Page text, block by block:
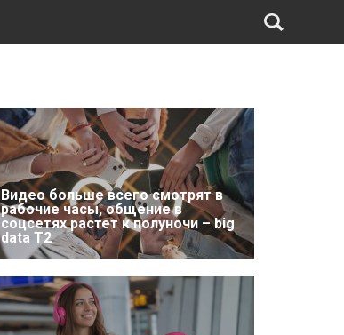
Видео больше всего смотрят в
рабочие часы, общение в
соцсетях растет к полуночи – big
data T2